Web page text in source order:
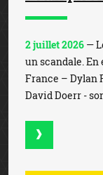
2 juillet 2026 —
un scandale. En
France – Dylan
David Doerr -